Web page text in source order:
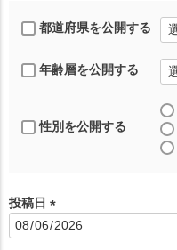
都道府県を公開する
年齢層を公開する
性別を公開する
投稿日
(